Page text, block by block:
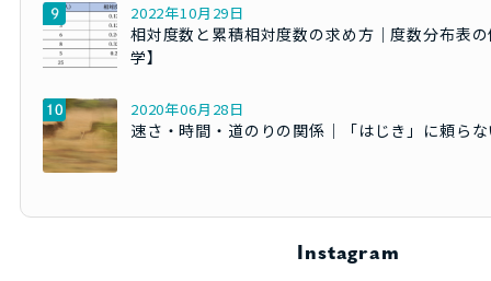
2022年10月29日
相対度数と累積相対度数の求め方｜度数分布表
学】
2020年06月28日
速さ・時間・道のりの関係｜「はじき」に頼ら
Instagram